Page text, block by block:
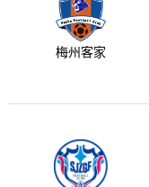
梅州客家